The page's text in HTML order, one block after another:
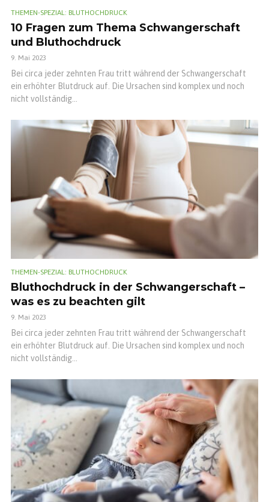
THEMEN-SPEZIAL: BLUTHOCHDRUCK
10 Fragen zum Thema Schwangerschaft
und Bluthochdruck
9. Mai 2023
Bei circa jeder zehnten Frau tritt während der Schwangerschaft
ein erhöhter Blutdruck auf. Die Ursachen sind komplex und noch
nicht vollständig...
THEMEN-SPEZIAL: BLUTHOCHDRUCK
Bluthochdruck in der Schwangerschaft –
was es zu beachten gilt
9. Mai 2023
Bei circa jeder zehnten Frau tritt während der Schwangerschaft
ein erhöhter Blutdruck auf. Die Ursachen sind komplex und noch
nicht vollständig...